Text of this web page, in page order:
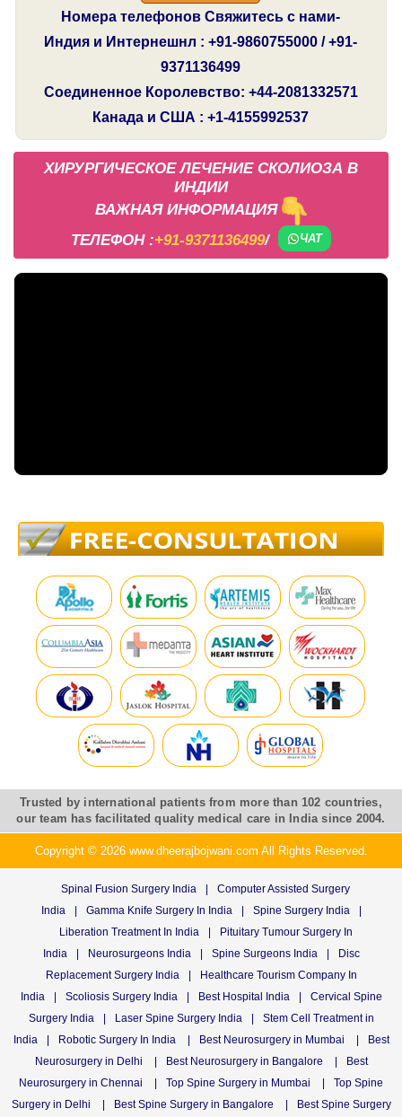
Номера телефонов Свяжитесь с нами-
Индия и Интернешнл : +91-9860755000 / +91-
9371136499
Соединенное Королевство: +44-2081332571
Канада и США : +1-4155992537
ХИРУРГИЧЕСКОЕ ЛЕЧЕНИЕ СКОЛИОЗА В
ИНДИИ
ВАЖНАЯ ИНФОРМАЦИЯ
ТЕЛЕФОН :+91-9371136499/ ЧАТ
Trusted by international patients from more than 102 countries,
our team has facilitated quality medical care in India since 2004.
Copyright © 2026 www.dheerajbojwani.com All Rights Reserved.
Spinal Fusion Surgery India |
Computer Assisted Surgery
India
| Gamma Knife Surgery In India | Spine Surgery India
|
Liberation Treatment In India
|
Pituitary Tumour Surgery In
India
| Neurosurgeons India | Spine Surgeons India |
Disc
Replacement Surgery India
|
Healthcare Tourism Company In
India
| Scoliosis Surgery India | Best Hospital India |
Cervical Spine
Surgery India
| Laser Spine Surgery India |
Stem Cell Treatment in
India
| Robotic Surgery In India | Best Neurosurgery in Mumbai |
Best
Neurosurgery in Delhi
| Best Neurosurgery in Bangalore |
Best
Neurosurgery in Chennai
| Top Spine Surgery in Mumbai |
Top Spine
Surgery in Delhi
| Best Spine Surgery in Bangalore | Best Spine Surgery